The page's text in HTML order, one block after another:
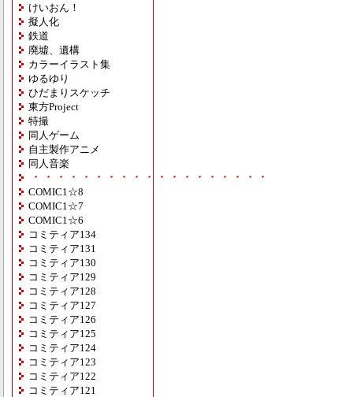
けいおん！
擬人化
鉄道
廃墟、遺構
カラーイラスト集
ゆるゆり
ひだまりスケッチ
東方Project
特撮
同人ゲーム
自主製作アニメ
同人音楽
・・・・・・・・・・・・・・・・・・・
COMIC1☆8
COMIC1☆7
COMIC1☆6
コミティア134
コミティア131
コミティア130
コミティア129
コミティア128
コミティア127
コミティア126
コミティア125
コミティア124
コミティア123
コミティア122
コミティア121